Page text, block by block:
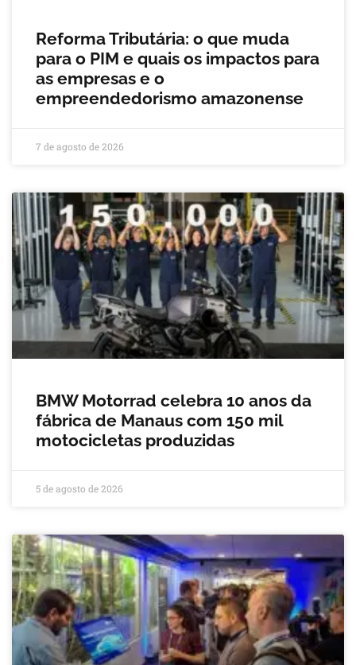
Reforma Tributária: o que muda
para o PIM e quais os impactos para
as empresas e o
empreendedorismo amazonense
7 de agosto de 2026
BMW Motorrad celebra 10 anos da
fábrica de Manaus com 150 mil
motocicletas produzidas
5 de agosto de 2026